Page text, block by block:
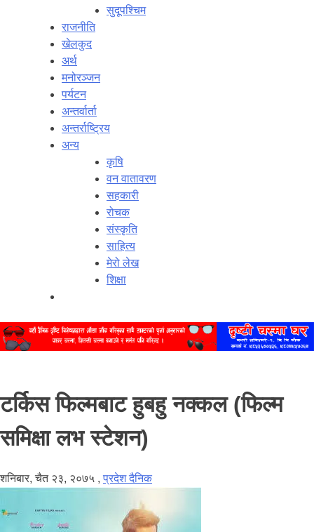
सुदूपश्‍चिम
राजनीति
खेलकुद
अर्थ
मनोरञ्‍जन
पर्यटन
अन्तर्वार्ता
अन्तर्राष्‍ट्रिय
अन्य
कृषि
वन वातावरण
सहकारी
रोचक
संस्कृति
साहित्य
मेरो लेख
शिक्षा
टर्किस फिल्मबाट हुबहु नक्कल (फिल्म
समिक्षा लभ स्टेशन)
शनिबार, चैत २३, २०७५ ,प्रदेश दैनिक